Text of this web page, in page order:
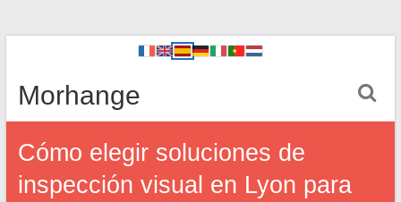
Morhange
Cómo elegir soluciones de
inspección visual en Lyon para